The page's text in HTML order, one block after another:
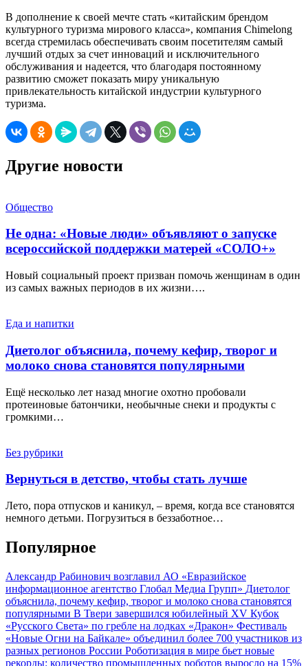
В дополнение к своей мечте стать «китайским брендом
культурного туризма мирового класса», компания Chimelong
всегда стремилась обеспечивать своим посетителям самый
лучший отдых за счет инноваций и исключительного
обслуживания и надеется, что благодаря постоянному
развитию сможет показать миру уникальную
привлекательность китайской индустрии культурного
туризма.
Другие новости
Общество
Не одна: «Новые люди» объявляют о запуске
всероссийской поддержки матерей «СОЛО+»
Новый социальный проект призван помочь женщинам в один
из самых важных периодов в их жизни….
Еда и напитки
Диетолог объяснила, почему кефир, творог и
молоко снова становятся популярными
Ещё несколько лет назад многие охотно пробовали
протеиновые батончики, необычные снеки и продукты с
громкими…
Без рубрики
Вернуться в детство, чтобы стать лучше
Лето, пора отпусков и каникул, – время, когда все становятся
немного детьми. Погрузиться в беззаботное…
Популярное
Александр Рабинович возглавил АО «Евразийское
информационное агентство Глобал Медиа Групп» Диетолог
объяснила, почему кефир, творог и молоко снова становятся
популярными В Твери завершился юбилейный XV Кубок
«Русского Света» по гребле на лодках «Дракон» Фестиваль
«Новые Огни на Байкале» объединил более 700 участников из
разных регионов России Роботизация в мире бьет новые
рекорды: количество промышленных роботов выросло на 15%